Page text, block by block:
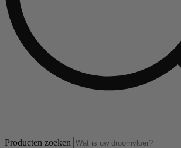
Producten zoeken